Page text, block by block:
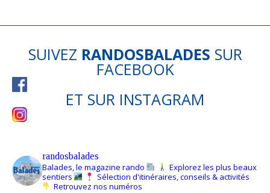
SUIVEZ RANDOSBALADES SUR
FACEBOOK
ET SUR INSTAGRAM
randosbalades
Balades, le magazine rando
Explorez les plus beaux
sentiers
Sélection d'itinéraires, conseils & activités
Retrouvez nos numéros